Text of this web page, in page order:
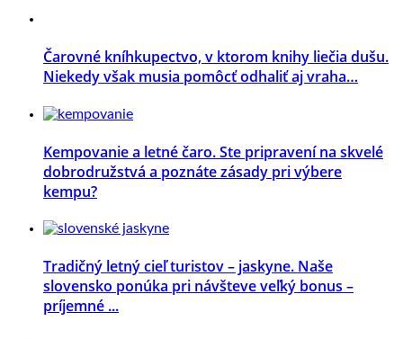
Čarovné kníhkupectvo, v ktorom knihy liečia dušu.
Niekedy však musia pomôcť odhaliť aj vraha…
Kempovanie a letné čaro. Ste pripravení na skvelé
dobrodružstvá a poznáte zásady pri výbere
kempu?
Tradičný letný cieľ turistov – jaskyne. Naše
slovensko ponúka pri návšteve veľký bonus –
príjemné ...